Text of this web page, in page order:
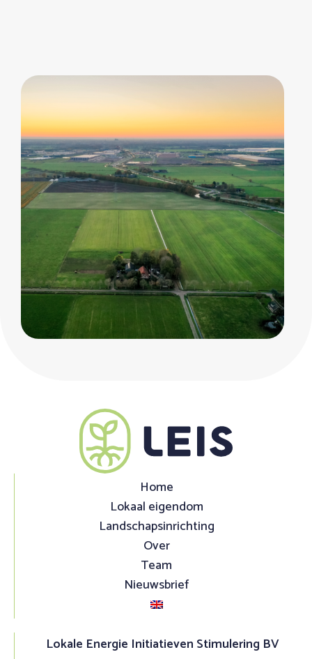
Home
Lokaal eigendom
Landschapsinrichting
Over
Team
Nieuwsbrief
Lokale Energie Initiatieven Stimulering BV